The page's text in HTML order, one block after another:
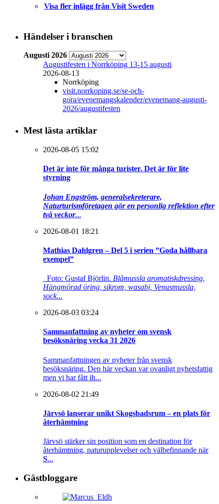
Visa fler inlägg från Visit Sweden
Händelser i branschen
Augusti 2026
Augustifesten i Norrköping 13-15 augusti
2026-08-13
Norrköping
visit.norrkoping.se/se-och-
gora/evenemangskalender/evenemang-augusti-
2026/augustifesten
Mest lästa artiklar
2026-08-05 15:02
Det är inte för många turister. Det är för lite
styrning
Johan Engström, generalsekreterare,
Naturturismföretagen gör en personlig reflektion efter
två veckor...
2026-08-01 18:21
Mathias Dahlgren – Del 5 i serien ”Goda hållbara
exempel”
Foto: Gustaf Björlin. Blåmussla aromatiskdressing,
Hängmörad öring, sikrom, wasabi, Venusmussla,
sock...
2026-08-03 03:24
Sammanfattning av nyheter om svensk
besöksnäring vecka 31 2026
Sammanfattningen av nyheter från svensk
besöksnäring. Den här veckan var ovanligt nyhetsfattig
men vi har fått ih...
2026-08-02 21:49
Järvsö lanserar unikt Skogsbadsrum – en plats för
återhämtning
Järvsö stärker sin position som en destination för
återhämtning, naturupplevelser och välbefinnande när
S...
Gästbloggare